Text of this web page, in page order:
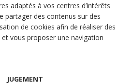
adaptés à vos centres d’intérêts
partager des contenus sur des
de cookies afin de réaliser des
et vous proposer une navigation
JUGEMENT